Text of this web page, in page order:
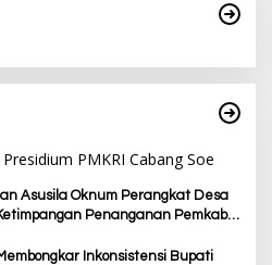
Asusila Oknum Perangkat Desa
Penanganan Pemkab
Inkonsistensi Bupati